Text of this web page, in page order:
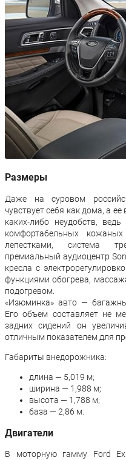
Размеры
Даже на суровом
чувствует себя как дома, а
каких-либо неудобств,
комфортабельных
лепестками, система
премиальный аудиоцентр
кресла с
функциями обогрева,
подогревом.
«Изюминка» авто —
Его объем составляет не
задних сидений он
отличным показателем для
Габариты внедорожника:
длина — 5,019 м;
ширина — 1,988 м;
высота — 1,788 м;
база — 2,86 м.
Двигатели
В моторную гамму Ford